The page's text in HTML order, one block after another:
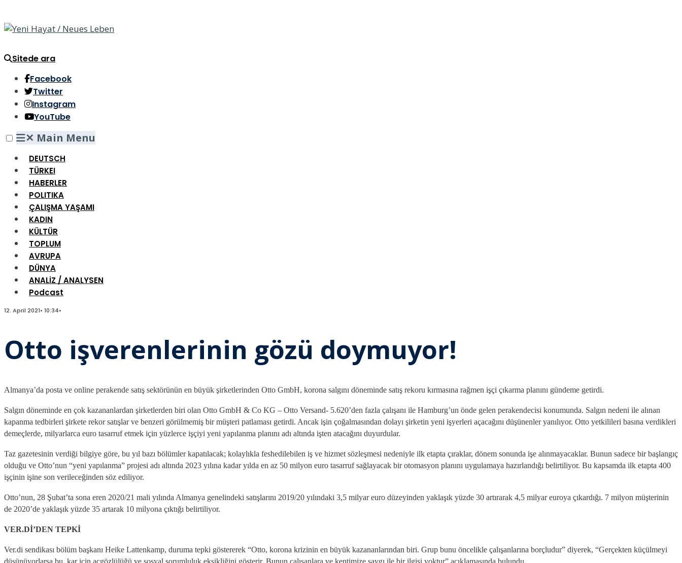
Sitede ara
Facebook
Twitter
Instagram
YouTube
✕ Main Menu
DEUTSCH
TÜRKEI
HABERLER
POLITIKA
ÇALIŞMA YAŞAMI
KADIN
KÜLTÜR
TOPLUM
AVRUPA
DÜNYA
ANALİZ / ANALYSEN
Podcast
12. April 2021• 10:34•
Otto işverenlerinin gözü doymuyor!
Almanya’da posta ve online perakende satış sektörünün en büyük şirketlerinden Otto GmbH, korona salgını döneminde satış rekoru kırmasına rağmen işçi çıkarma planını gündeme getirdi.
Salgın döneminde en çok kazananlardan şirketlerden biri olan Otto GmbH & Co KG – Otto Versand- 5.620’den fazla çalışanı ile Hamburg’un önde gelen perakendecisi konumunda. Salgın nedeni ile alınan
kapanma tedbirleri şirkete rekor satışlar ve benzeri görülmemiş bir müşteri patlaması getirdi. Ancak işin çoğalmasından dolayı şirketin yeni işyerleri açacağını düşünenler yanılıyor. Otto yetkilileri basına verdikleri
demeçlerde, milyarlarca euro tasarruf etmek için yüzlerce işçiyi yeni yapılanma planını adı altında işten atacağını duyurdular.
Taz gazetesinin verdiği bilgiye göre, bu yıl bazı bölümler kapatılacak; kolaylıkla feshedilebilen iş ve hizmet sözleşmesi nedeniyle ilk etapta çıraklar, dönem sonunda işe alınmayacaklar. Bunun sadece bir başlangıç
olduğu ve Otto’nun “yeni yapılanma” projesi adı altında 2023 yılına kadar yılda en az 50 milyon euro tasarruf sağlayacak bir otomasyon planını uygulamaya hazırlandığı belirtiliyor. Bu kapsamda ilk etapta 400
işçinin işine son verileceğinden söz ediliyor.
Otto’nun, 28 Şubat’ta sona eren 2020/21 mali yılında Almanya genelindeki satışlarını 2019/20 yılındaki 3,5 milyar euro düzeyinden yaklaşık yüzde 30 artırarak 4,5 milyar euroya çıkardığı. 7 milyon müşterinin
de 2020’de yaklaşık yüzde 35 artarak 10 milyona çıktığı belirtiliyor.
VER.Dİ’DEN TEPKİ
Ver.di sendikası bölüm başkanı Heike Lattenkamp, duruma tepki göstererek “Otto, korona krizinin en büyük kazananlarından biri. Grup bunu öncelikle çalışanlarına borçludur” diyerek, “Gerçekten küçülmeyi
düşünüyorlarsa bu, kar için açgözlülüğü ve sosyal sorumluluk eksikliğini gösterir. Bunun çalışanlara ve kentimize saygı ile bir ilgisi yoktur” açıklamasında bulundu.